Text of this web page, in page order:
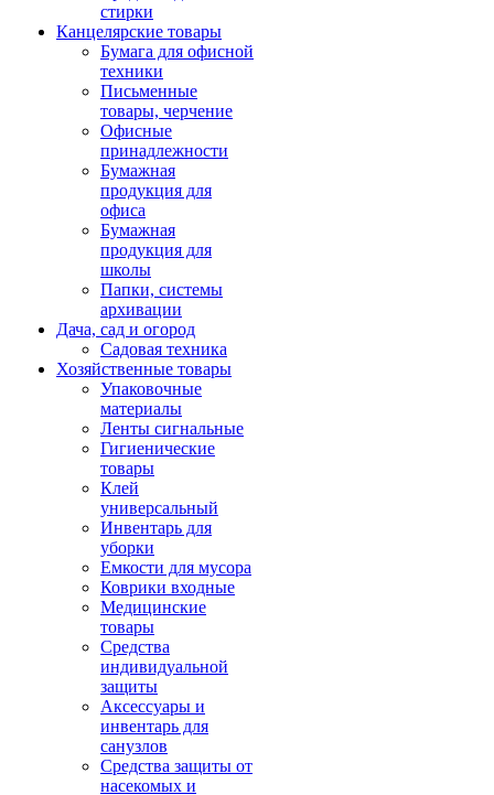
стирки
Канцелярские товары
Бумага для офисной
техники
Письменные
товары, черчение
Офисные
принадлежности
Бумажная
продукция для
офиса
Бумажная
продукция для
школы
Папки, системы
архивации
Дача, сад и огород
Садовая техника
Хозяйственные товары
Упаковочные
материалы
Ленты сигнальные
Гигиенические
товары
Клей
универсальный
Инвентарь для
уборки
Емкости для мусора
Коврики входные
Медицинские
товары
Средства
индивидуальной
защиты
Аксессуары и
инвентарь для
санузлов
Средства защиты от
насекомых и